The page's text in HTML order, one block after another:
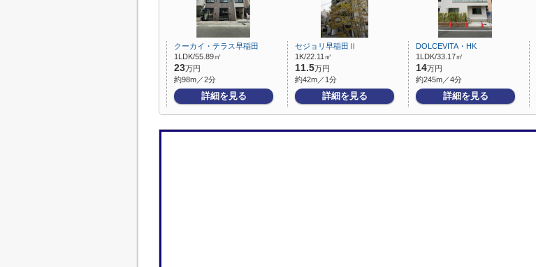
クーカイ・テラス早稲田
1LDK/55.89㎡
23万円
約98m／2分
詳細を見る
セジョリ早稲田Ⅱ
1K/22.11㎡
11.5万円
約42m／1分
詳細を見る
DOLCEVITA・HK
1LDK/33.17㎡
14万円
約245m／4分
詳細を見る